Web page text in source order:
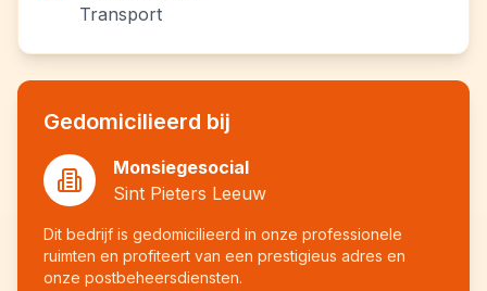
Transport
Gedomicilieerd bij
Monsiegesocial
Sint Pieters Leeuw
Dit bedrijf is gedomicilieerd in onze professionele
ruimten en profiteert van een prestigieus adres en
onze postbeheersdiensten.